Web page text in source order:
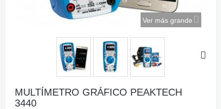
Ver más grande
MULTÍMETRO GRÁFICO PEAKTECH
3440